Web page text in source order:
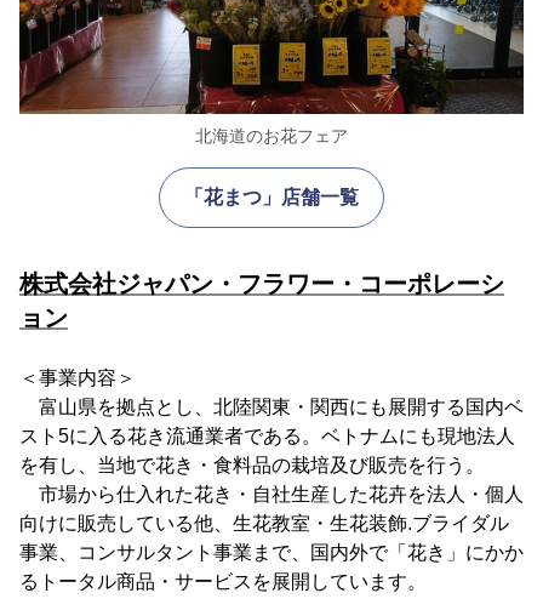
北海道のお花フェア
「花まつ」店舗一覧
株式会社ジャパン・フラワー・コーポレーシ
ョン
＜事業内容＞
富山県を拠点とし、北陸関東・関西にも展開する国内ベ
スト5に入る花き流通業者である。ベトナムにも現地法人
を有し、当地で花き・食料品の栽培及び販売を行う。
市場から仕入れた花き・自社生産した花卉を法人・個人
向けに販売している他、生花教室・生花装飾.ブライダル
事業、コンサルタント事業まで、国内外で「花き」にかか
るトータル商品・サービスを展開しています。